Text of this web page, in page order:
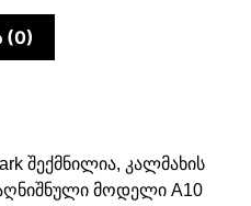
(0)
შექმნილია, კალმახის
მოდელი A10